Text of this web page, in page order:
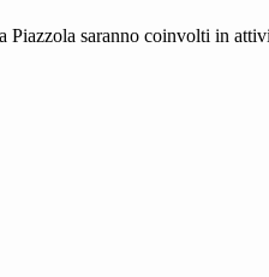
saranno coinvolti in